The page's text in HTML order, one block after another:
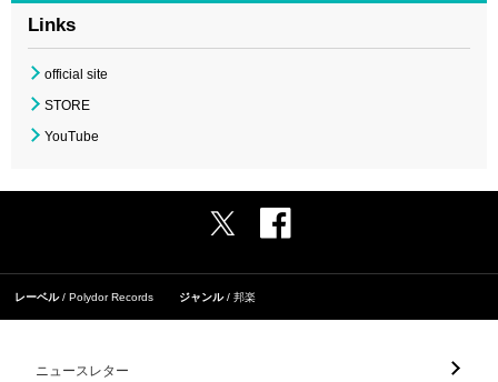
Links
official site
STORE
YouTube
レーベル Polydor Records ジャンル 邦楽
ニュースレター